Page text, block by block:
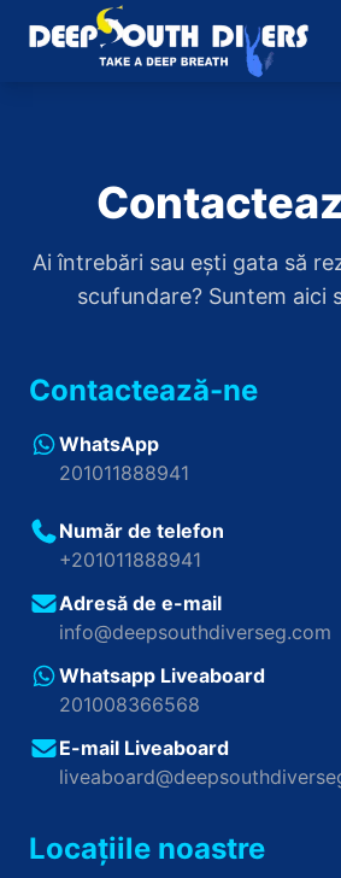
Ai întrebări sau ești gata să
scufundare? Suntem aici
Contactează-ne
WhatsApp
201011888941
Număr de telefon
+201011888941
Adresă de e-mail
info@deepsouthdiverseg.com
Whatsapp Liveaboard
201008366568
E-mail Liveaboard
Locațiile noastre